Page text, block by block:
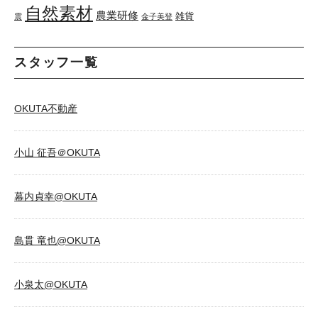
震 自然素材 農業研修 金子美登 雑貨
スタッフ一覧
OKUTA不動産
小山 征吾＠OKUTA
幕内貞幸@OKUTA
島貫 竜也@OKUTA
小泉太@OKUTA